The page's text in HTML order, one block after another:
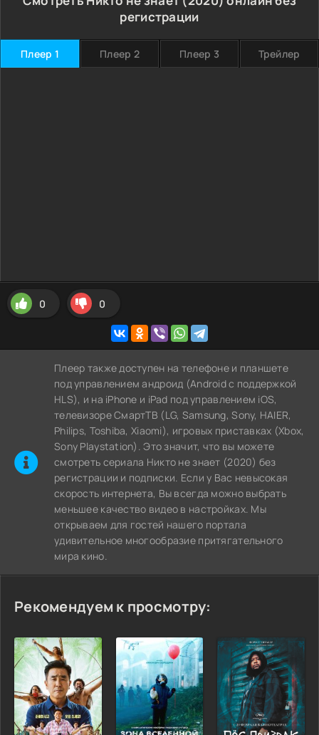
регистрации
Плеер 1 Плеер 2 Плеер 3 Трейлер
0 0
Плеер также доступен на телефоне и планшете
под управлением андроид (Android с поддержкой
HLS), и на iPhone и iPad под управлением iOS,
телевизоре СмартТВ (LG, Samsung, Sony, HAIER,
Philips, Toshiba, Xiaomi), игровых приставках (Xbox,
Sony Playstation). Это значит, что вы можете
cмотреть сериала Никто не знает (2020) без
регистрации и подписки. Если у Вас невысокая
скорость интернета, Вы всегда можно выбрать
меньшее качество видео в настройках. Мы
открываем для гостей нашего портала
удивительное многообразие притягательного
мира кино.
Рекомендуем к просмотру: